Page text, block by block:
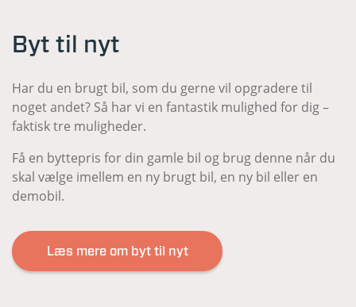
Byt til nyt
Har du en brugt bil, som du gerne vil opgradere til
noget andet? Så har vi en fantastik mulighed for dig –
faktisk tre muligheder.
Få en byttepris for din gamle bil og brug denne når du
skal vælge imellem en ny brugt bil, en ny bil eller en
demobil.
Læs mere om byt til nyt